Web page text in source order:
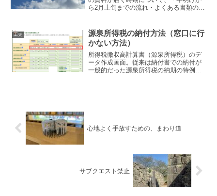
ら2月上旬までの流れ・よくある書類の到
いつそろう？
工夫
源泉所得税の納付方法（窓口に行
かない方法）
所得税徴収高計算書（源泉所得税）のデ
ータ作成画面。従来は納付書での納付が
一般的だった源泉所得税の納期の特例の
心地よく手放すための、まわり道
サブクエスト禁止